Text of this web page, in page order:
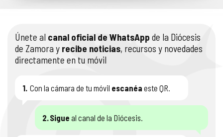
Únete al canal oficial de WhatsApp de la Diócesis
de Zamora y recibe noticias, recursos y novedades
directamente en tu móvil
1. Con la cámara de tu móvil escanéa este QR.
2.Sigue al canal de la Diócesis.